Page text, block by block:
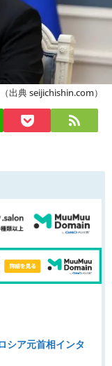
（出典 seijichishin.com）
シア元首相インタ